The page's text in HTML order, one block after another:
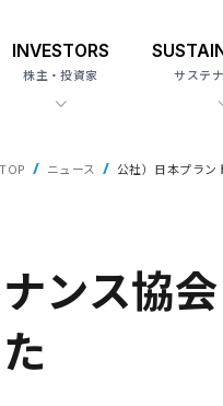
INVESTORS
株主・投資家 サステ
ンス協
ニュース 公社）日本プラン